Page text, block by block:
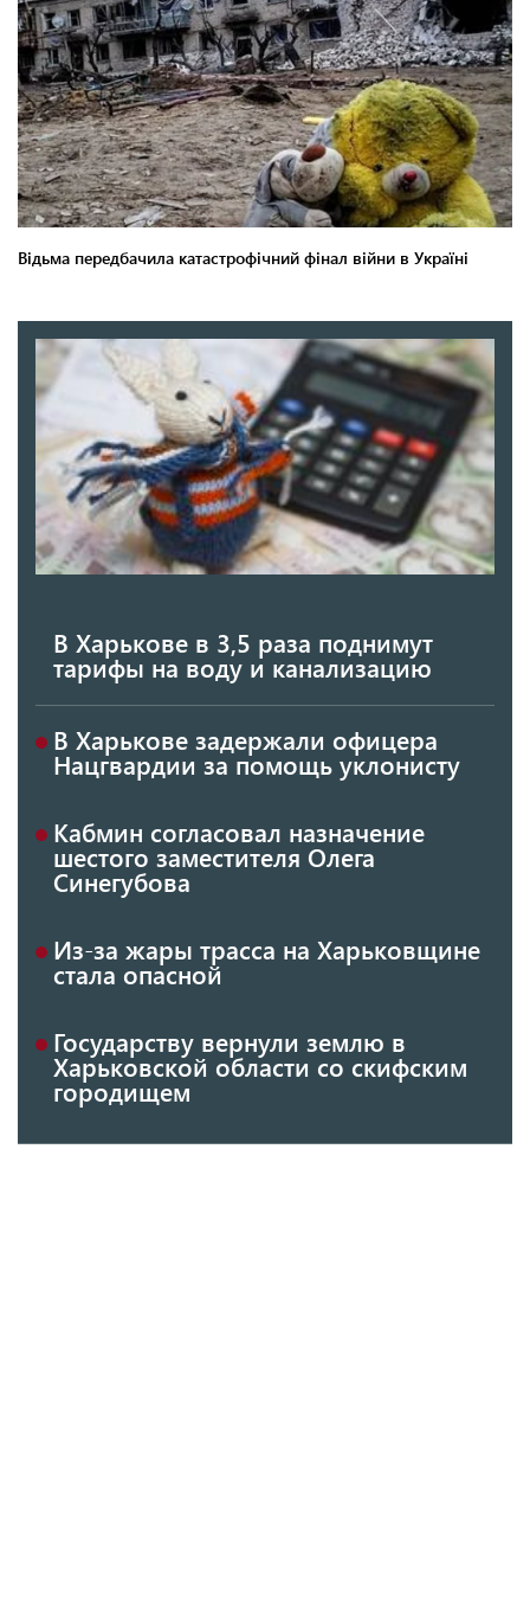
В Харькове в 3,5 раза поднимут
тарифы на воду и канализацию
В Харькове задержали офицера
Нацгвардии за помощь уклонисту
Кабмин согласовал назначение
шестого заместителя Олега
Синегубова
Из-за жары трасса на Харьковщине
стала опасной
Государству вернули землю в
Харьковской области со скифским
городищем